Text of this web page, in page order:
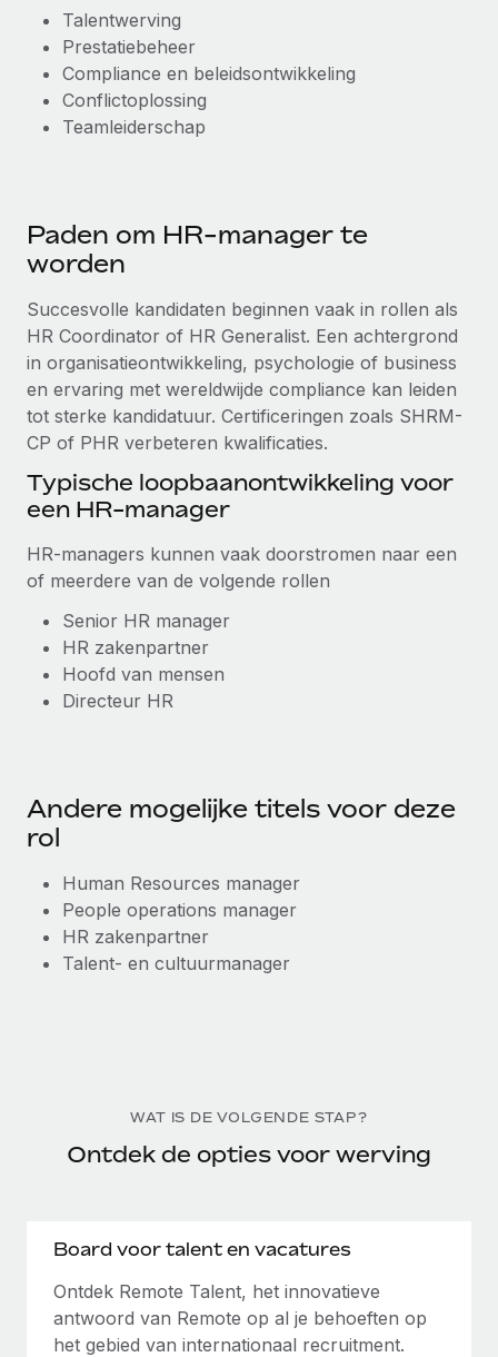
Talentwerving
Prestatiebeheer
Compliance en beleidsontwikkeling
Conflictoplossing
Teamleiderschap
Paden om HR-manager te
worden
Succesvolle kandidaten beginnen vaak in rollen als
HR Coordinator of HR Generalist. Een achtergrond
in organisatieontwikkeling, psychologie of business
en ervaring met wereldwijde compliance kan leiden
tot sterke kandidatuur. Certificeringen zoals SHRM-
CP of PHR verbeteren kwalificaties.
Typische loopbaanontwikkeling voor
een HR-manager
HR-managers kunnen vaak doorstromen naar een
of meerdere van de volgende rollen
Senior HR manager
HR zakenpartner
Hoofd van mensen
Directeur HR
Andere mogelijke titels voor deze
rol
Human Resources manager
People operations manager
HR zakenpartner
Talent- en cultuurmanager
WAT IS DE VOLGENDE STAP?
Ontdek de opties voor werving
Board voor talent en vacatures
Ontdek Remote Talent, het innovatieve
antwoord van Remote op al je behoeften op
het gebied van internationaal recruitment.